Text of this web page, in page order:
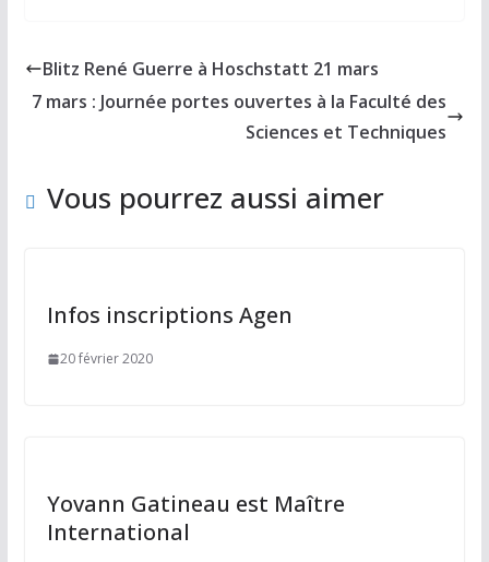
b
o
d
o
l g
er
Blitz René Guerre à Hoschstatt 21 mars
7 mars : Journée portes ouvertes à la Faculté des
Sciences et Techniques
Vous pourrez aussi aimer
Infos inscriptions Agen
20 février 2020
Yovann Gatineau est Maître
International